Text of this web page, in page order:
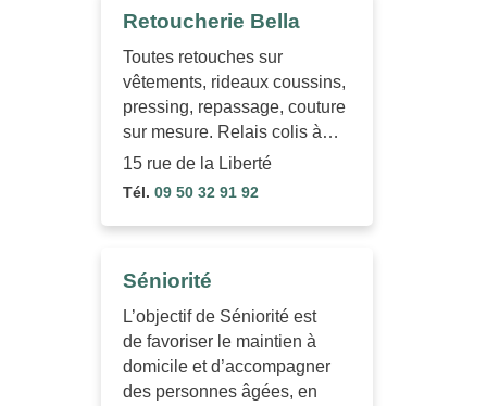
Retoucherie Bella
Toutes retouches sur
vêtements, rideaux coussins,
pressing, repassage, couture
sur mesure. Relais colis à…
15 rue de la Liberté
Tél. 09 50 32 91 92
Séniorité
L’objectif de Séniorité est
de favoriser le maintien à
domicile et d’accompagner
des personnes âgées, en